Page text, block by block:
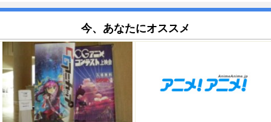
今、あなたにオススメ